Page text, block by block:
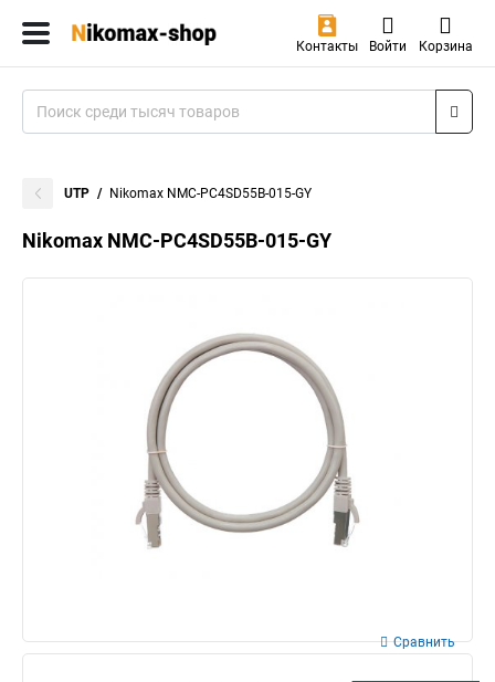
Контакты Войти Корзина
UTP Nikomax NMC-PC4SD55B-015-GY
Nikomax NMC-PC4SD55B-015-GY
Сравнить